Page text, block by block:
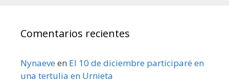
Comentarios recientes
Nynaeveen El 10 de diciembre participaré en
una tertulia en Urnieta